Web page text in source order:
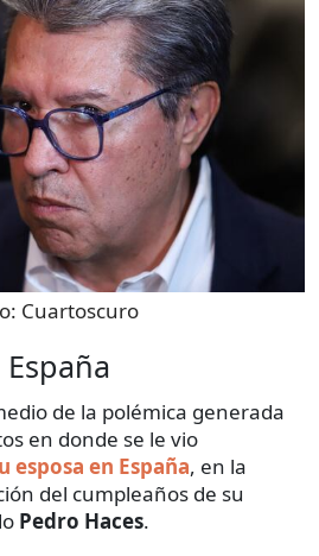
Cuartoscuro
de la polémica generada
en donde se le vio
esposa en España, en la
del cumpleaños de su
Pedro Haces.